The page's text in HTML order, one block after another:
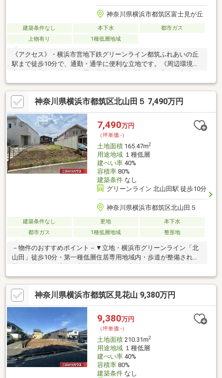
神奈川県横浜市都筑区富士見が丘
建築条件なし 本下水
都市ガス
上物有り
1種低層地域
《アクセス》・横浜市営地下鉄グリーンライン都筑ふれあいの丘
駅まで徒歩10分で、通勤・通学に便利な立地です。《周辺環境・
立地条件等》・第一種低層住居専用地域の閑静な住宅街に立地。
周辺は低層住宅の街並みが広がっております。・宅地内は高低差
の少ない地形です。《道路・方位等》・前面道路はゆとりある
6.0m幅員の道路です。《建築用途・有効活用》・建築条件付き売
地ではないため、お好きなハウスメーカー・工務店での建築が可
能です。間取り、設備、外観、全て自分好みのスタイルで一から
ご検討いただくことが可能です。
神奈川県横浜市都筑区北山田５ 7,490万円
7,490万円
（坪単価:-）
土地面積165.47m2
用途地域１種低層
建ぺい率40%
容積率80%
建築条件なし
グリーンライン 北山田駅 徒歩10分
神奈川県横浜市都筑区北山田５
建築条件なし 更地
本下水
都市ガス
1種低層地域 整形地
－物件のおすすめポイント－▼立地・横浜市グリーンライン「北
山田」徒歩10分・第一種低層住居専用地域内・歩道が整備された
は北東側幅員約9.0m(公道)、間口が約8.3m・建築条件付宅地販売
ではないため、お好きなハウスメーカー・工務店で建築可能▼周
辺環境・ヨークマート港北店 徒歩6分(約420m)・北山田かくれん
ぼ公園 徒歩3分(約180m)・横浜市立北山田小学校 徒歩3分(約
180m)■ ご希望の住まい探しをお手伝いします ━━━━━・・・
物件の詳細・ご相談はお気軽にお問い合わせください。
神奈川県横浜市都筑区見花山 9,380万円
9,380万円
（坪単価:-）
土地面積210.31m2
用途地域１種低層
建ぺい率40%
容積率80%
建築条件なし